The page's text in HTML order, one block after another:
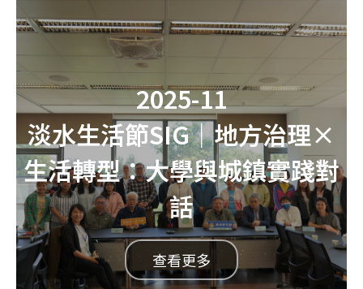
2025-11
淡水生活節SIG｜地方治理×
生活轉型：大學與城鎮實踐對
話
查看更多